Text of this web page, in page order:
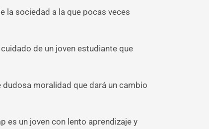
la sociedad a la que pocas veces
de un joven estudiante que
moralidad que dará un cambio
es un joven con lento aprendizaje y